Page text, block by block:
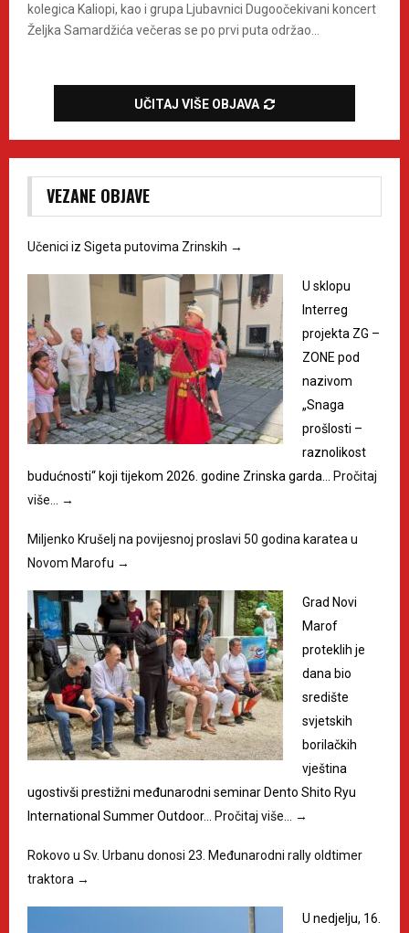
kolegica Kaliopi, kao i grupa Ljubavnici Dugoočekivani koncert
Željka Samardžića večeras se po prvi puta održao...
UČITAJ VIŠE OBJAVA
VEZANE OBJAVE
Učenici iz Sigeta putovima Zrinskih →
U sklopu
Interreg
projekta ZG –
ZONE pod
nazivom
„Snaga
prošlosti –
raznolikost
budućnosti“ koji tijekom 2026. godine Zrinska garda…
Pročitaj
više…
→
Miljenko Krušelj na povijesnoj proslavi 50 godina karatea u
Novom Marofu →
Grad Novi
Marof
proteklih je
dana bio
središte
svjetskih
borilačkih
vještina
ugostivši prestižni međunarodni seminar Dento Shito Ryu
International Summer Outdoor…
Pročitaj više… →
Rokovo u Sv. Urbanu donosi 23. Međunarodni rally oldtimer
traktora →
U nedjelju, 16.